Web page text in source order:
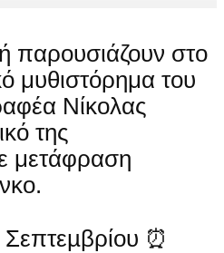
παρουσιάζουν στο
μυθιστόρημα του
Νίκολας
της
μετάφραση
⏰